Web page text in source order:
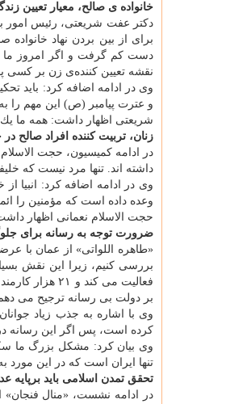
خانواده ی صالح، معیار تعیین
دكتر عفت شریعتی، رئیس امور
برای از بین بردن نهاد خانواده
دست كم گرفت و اگر امروز
نقشه تعیین كننده‌ی زن بر كسی
وی در ادامه اضافه كرد: باید
و عترت پیامبر (ص) این مهم را به
شریعتی اظهار داشت: همه ما یك
زنان، تربیت كننده افراد صالح در
در ادامه كمیسیون، حجت
داشته اند. تنها مرد نیست كه
وی در ادامه اضافه كرد: انبیا
وعده داده است كه مؤمنین را
حجت الاسلام نعمانی اظهار
ضرورت توجه به رسانه برای
«طاهره اللواتی» از عمان با
فعالیت می
بر دولت بی رسانه ترجیح می
وی با اشاره به جذب زیاد
كرده است، پس اگر این رسانه
وی بیان كرد: مشكل بزرگ ما
تنها ایران است كه در این مورد
تحقق تمدن اسلامی باید برپایه
در ادامه نشست، «منال فنجان»